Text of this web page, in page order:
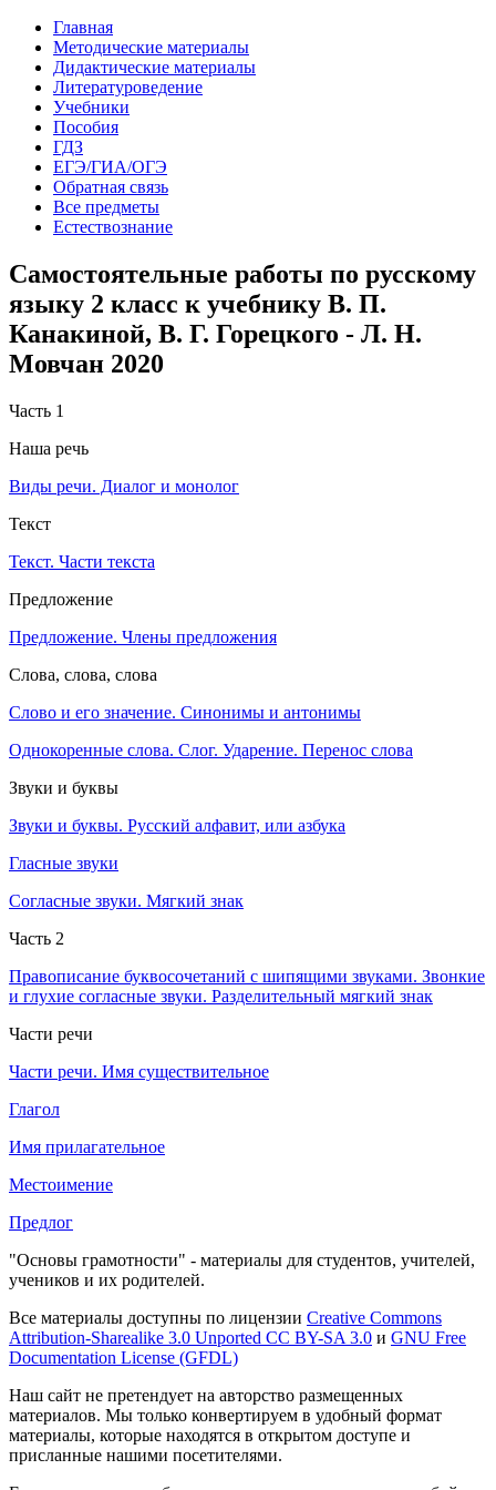
Главная
Методические материалы
Дидактические материалы
Литературоведение
Учебники
Пособия
ГДЗ
ЕГЭ/ГИА/ОГЭ
Обратная связь
Все предметы
Естествознание
Самостоятельные работы по русскому
языку 2 класс к учебнику В. П.
Канакиной, В. Г. Горецкого - Л. Н.
Мовчан 2020
Часть 1
Наша речь
Виды речи. Диалог и монолог
Текст
Текст. Части текста
Предложение
Предложение. Члены предложения
Слова, слова, слова
Слово и его значение. Синонимы и антонимы
Однокоренные слова. Слог. Ударение. Перенос слова
Звуки и буквы
Звуки и буквы. Русский алфавит, или азбука
Гласные звуки
Согласные звуки. Мягкий знак
Часть 2
Правописание буквосочетаний с шипящими звуками. Звонкие
и глухие согласные звуки. Разделительный мягкий знак
Части речи
Части речи. Имя существительное
Глагол
Имя прилагательное
Местоимение
Предлог
"Основы грамотности" - материалы для студентов, учителей,
учеников и их родителей.
Все материалы доступны по лицензии Creative Commons
Attribution-Sharealike 3.0 Unported CC BY-SA 3.0 и GNU Free
Documentation License (GFDL)
Наш сайт не претендует на авторство размещенных
материалов. Мы только конвертируем в удобный формат
материалы, которые находятся в открытом доступе и
присланные нашими посетителями.